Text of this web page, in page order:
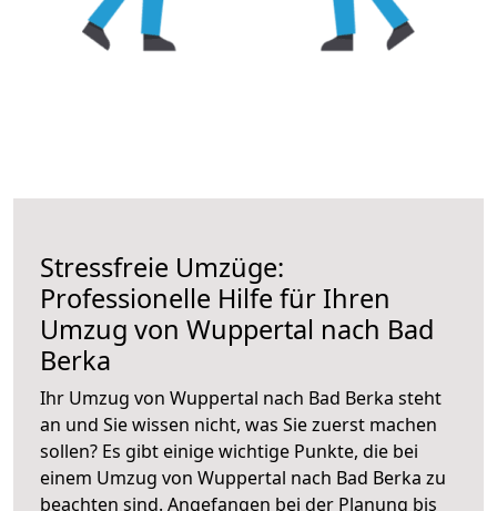
Stressfreie Umzüge:
Professionelle Hilfe für Ihren
Umzug von Wuppertal nach Bad
Berka
Ihr Umzug von Wuppertal nach Bad Berka steht
an und Sie wissen nicht, was Sie zuerst machen
sollen? Es gibt einige wichtige Punkte, die bei
einem Umzug von Wuppertal nach Bad Berka zu
beachten sind. Angefangen bei der Planung bis